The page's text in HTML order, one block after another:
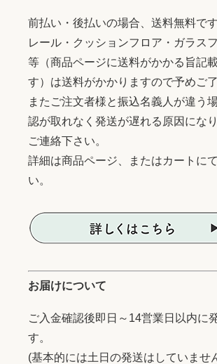
前払い・後払いの場合、送料無料で
レール・クッションフロア・ガラス
等（商品ページに送料がかかる旨記
す）は送料がかかりますので予めご了
またご注文者様と振込名義人が違う
認が取れなく発送が遅れる原因にな
ご連絡下さい。
詳細は商品ページ、またはカートに
い。
お届けについて
ご入金確認後即日～14営業日以内に
す。
(基本的には土日の発送はしていませ